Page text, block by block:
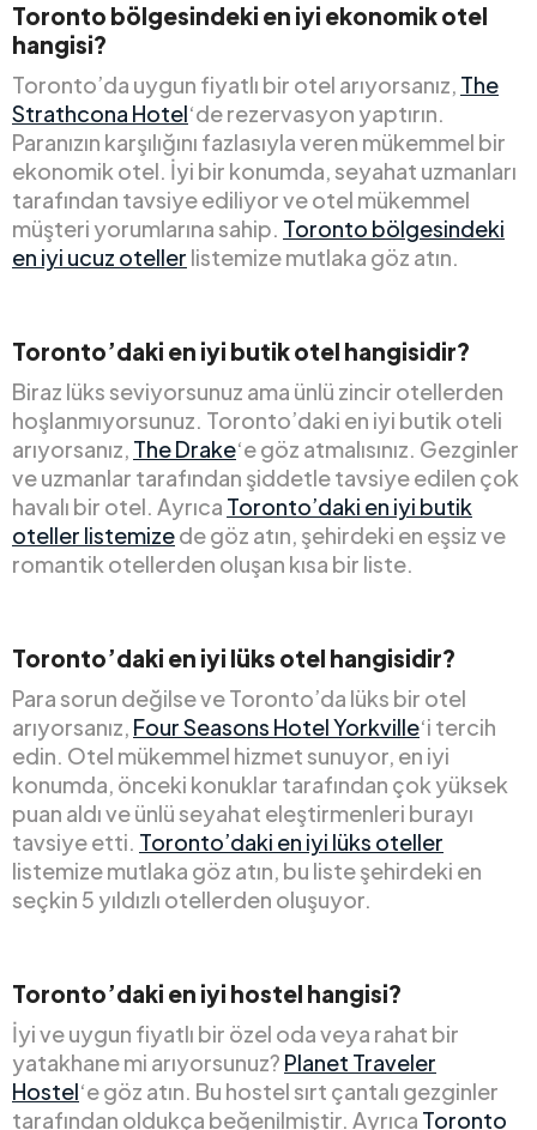
Toronto bölgesindeki en iyi ekonomik otel
hangisi?
Toronto’da uygun fiyatlı bir otel arıyorsanız, The
Strathcona Hotel‘de rezervasyon yaptırın.
Paranızın karşılığını fazlasıyla veren mükemmel bir
ekonomik otel. İyi bir konumda, seyahat uzmanları
tarafından tavsiye ediliyor ve otel mükemmel
müşteri yorumlarına sahip. Toronto bölgesindeki
en iyi ucuz oteller listemize mutlaka göz atın.
Toronto’daki en iyi butik otel hangisidir?
Biraz lüks seviyorsunuz ama ünlü zincir otellerden
hoşlanmıyorsunuz. Toronto’daki en iyi butik oteli
arıyorsanız, The Drake‘e göz atmalısınız. Gezginler
ve uzmanlar tarafından şiddetle tavsiye edilen çok
havalı bir otel. Ayrıca Toronto’daki en iyi butik
oteller listemizede göz atın, şehirdeki en eşsiz ve
romantik otellerden oluşan kısa bir liste.
Toronto’daki en iyi lüks otel hangisidir?
Para sorun değilse ve Toronto’da lüks bir otel
arıyorsanız, Four Seasons Hotel Yorkville‘i tercih
edin. Otel mükemmel hizmet sunuyor, en iyi
konumda, önceki konuklar tarafından çok yüksek
puan aldı ve ünlü seyahat eleştirmenleri burayı
tavsiye etti. Toronto’daki en iyi lüks oteller
listemize mutlaka göz atın, bu liste şehirdeki en
seçkin 5 yıldızlı otellerden oluşuyor.
Toronto’daki en iyi hostel hangisi?
İyi ve uygun fiyatlı bir özel oda veya rahat bir
yatakhane mi arıyorsunuz? Planet Traveler
Hostel‘e göz atın. Bu hostel sırt çantalı gezginler
tarafından oldukça beğenilmiştir. Ayrıca Toronto